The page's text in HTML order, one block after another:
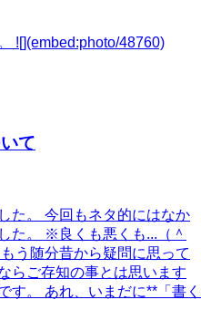
![](embed:photo/48760)
て
た。 今回もネタ的にはなか
た。 ※良くも悪くも...（＾
う随分昔から疑問に思って
らご存知の事とは思います
す。 あれ、いまだに**「書く